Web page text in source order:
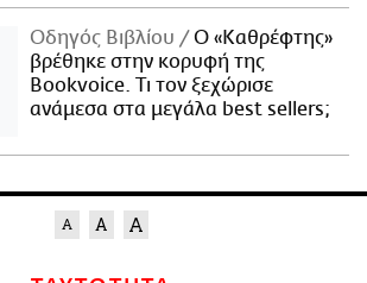
Οδηγός Βιβλίου
Ο «Καθρέφτης»
βρέθηκε στην κορυφή της
Bookvoice. Τι τον ξεχώρισε
ανάμεσα στα μεγάλα best sellers;